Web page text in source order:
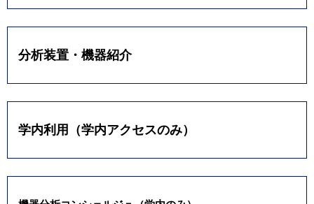
分析装置・機器紹介
学内利用（学内アクセスのみ）